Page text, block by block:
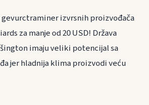
izvrsnih proizvođača
za manje od 20 USD! Država
imaju veliki potencijal sa
jer hladnija klima proizvodi veću